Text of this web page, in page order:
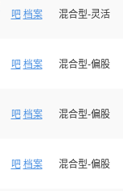
吧 档案 混合型-灵活
吧 档案 混合型-偏股
吧 档案 混合型-偏股
吧 档案 混合型-偏股